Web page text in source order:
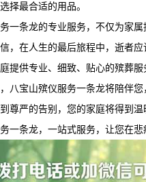
择最合适的用品。
一条龙的专业服务，不仅为家
，在人生的最后旅程中，逝者
提供专业、细致、贴心的殡葬服
八宝山殡仪服务一条龙将陪伴
尊严的告别，您的家庭将得到
一条龙，一站式服务，让您在